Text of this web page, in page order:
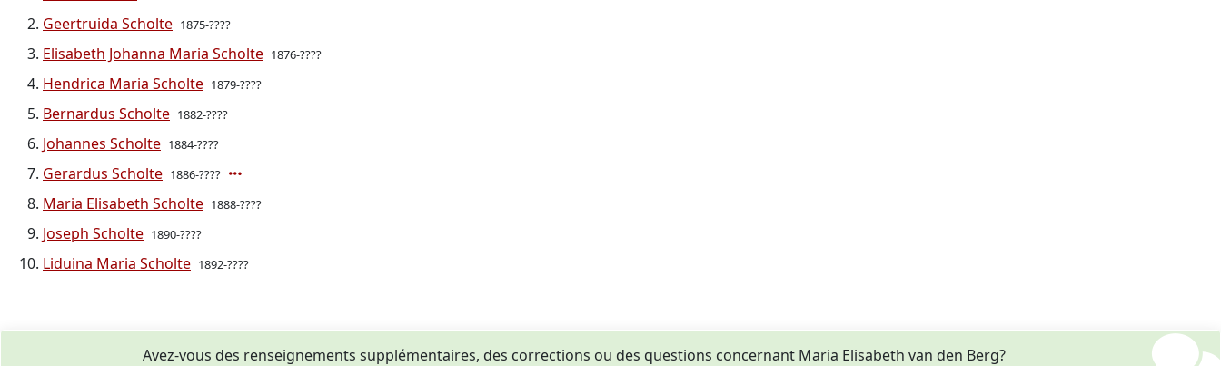
Geertruida Scholte 1875-????
Elisabeth Johanna Maria Scholte 1876-????
Hendrica Maria Scholte 1879-????
Bernardus Scholte 1882-????
Johannes Scholte 1884-????
Gerardus Scholte 1886-????
Maria Elisabeth Scholte 1888-????
Joseph Scholte 1890-????
Liduina Maria Scholte 1892-????
Avez-vous des renseignements supplémentaires, des corrections ou des questions concernant Maria Elisabeth van den Berg?